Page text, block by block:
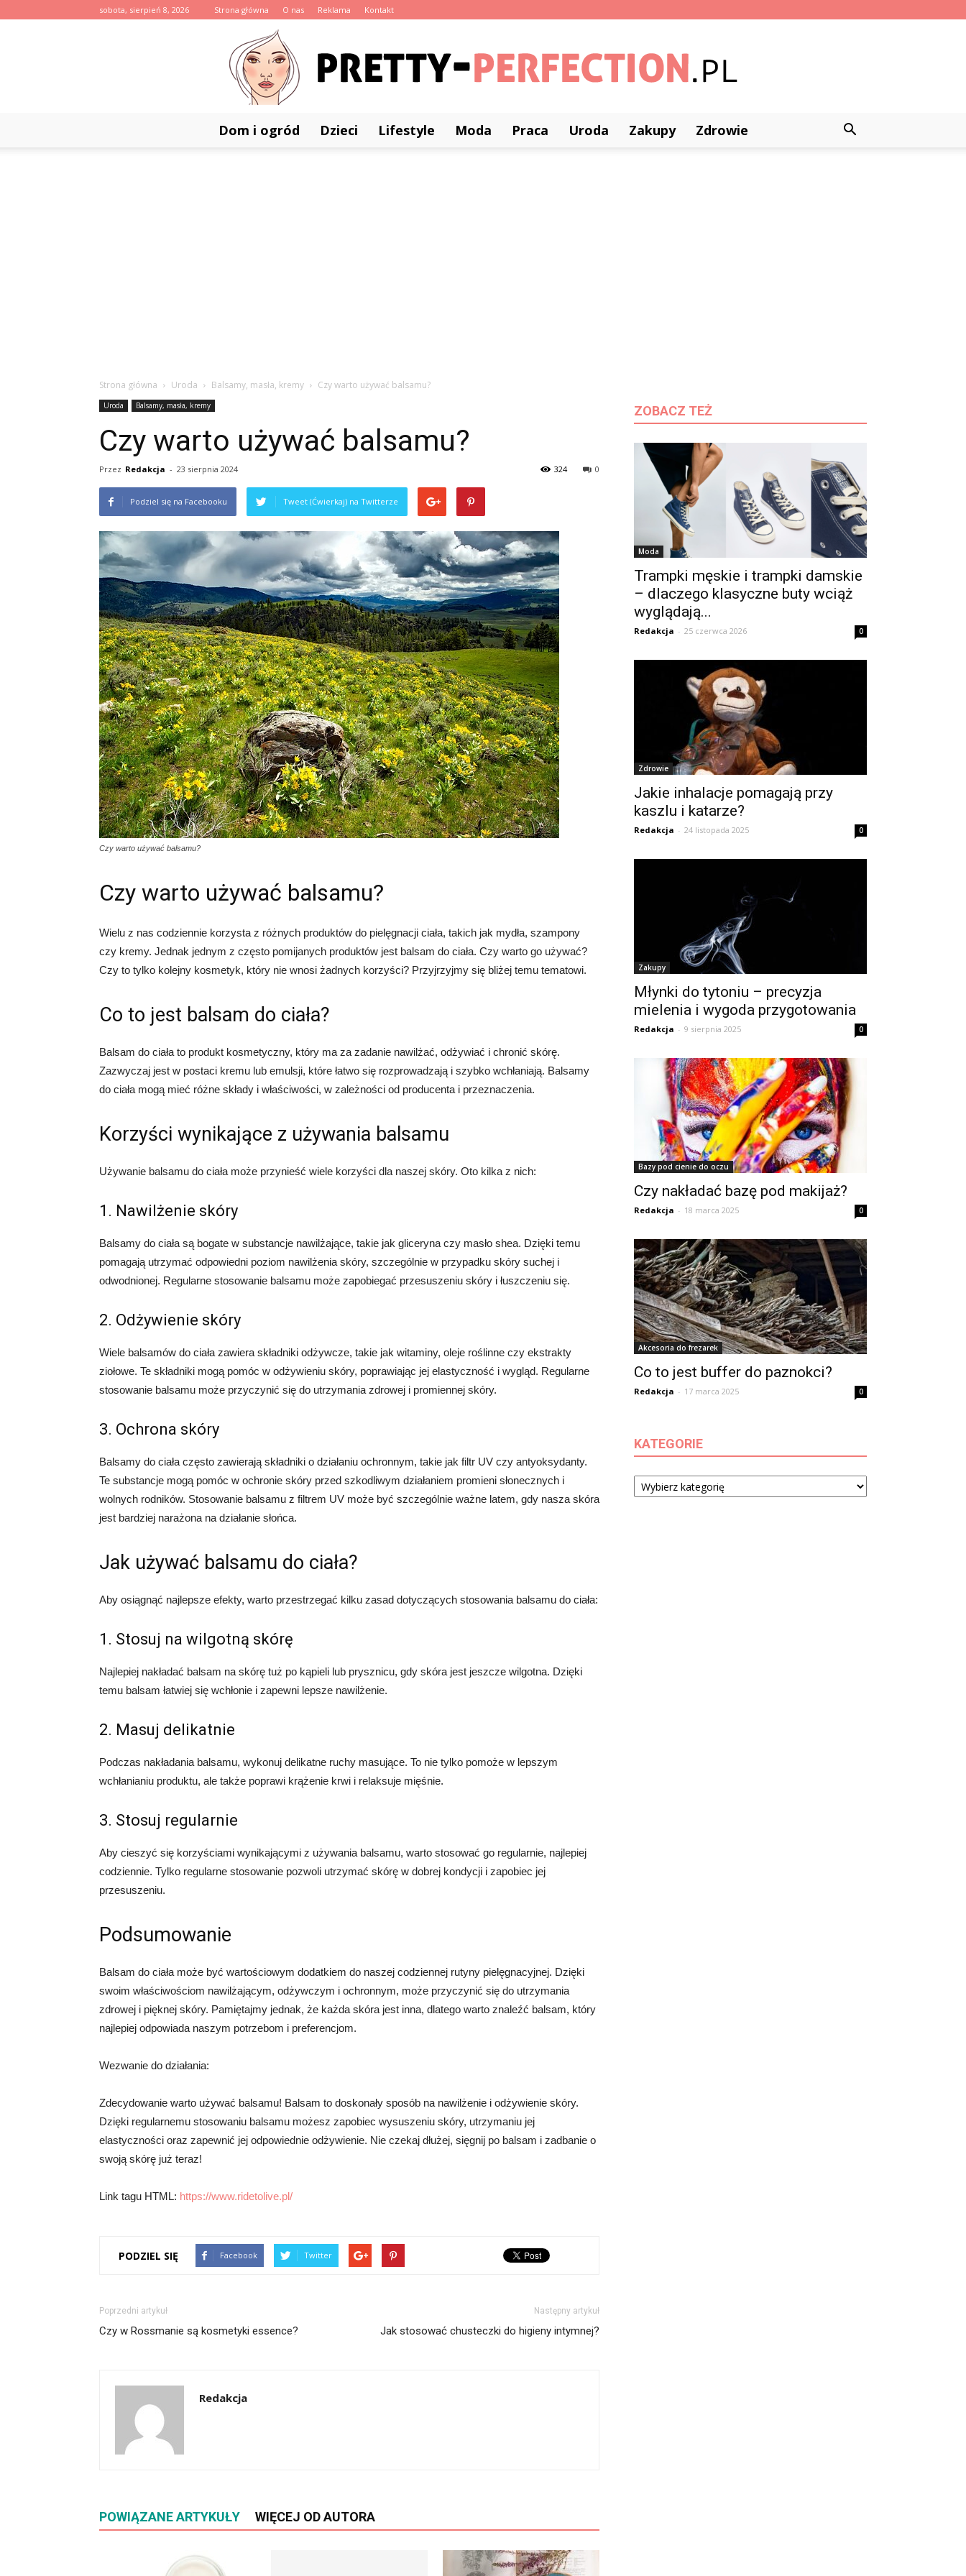
sobota, sierpień 8, 2026 Strona główna O nas Reklama Kontakt
Dom i ogród Dzieci Lifestyle Moda Praca Uroda Zakupy Zdrowie
Strona główna Uroda Balsamy, masła, kremy Czy warto używać balsamu?
Uroda Balsamy, masła, kremy
Czy warto używać balsamu?
Przez Redakcja - 23 sierpnia 2024 0
324
Podziel się na Facebooku Tweet (Ćwierkaj) na Twitterze
Czy warto używać balsamu?
Czy warto używać balsamu?
Wielu z nas codziennie korzysta z różnych produktów do pielęgnacji ciała, takich jak mydła, szampony
czy kremy. Jednak jednym z często pomijanych produktów jest balsam do ciała. Czy warto go używać?
Czy to tylko kolejny kosmetyk, który nie wnosi żadnych korzyści? Przyjrzyjmy się bliżej temu tematowi.
Co to jest balsam do ciała?
Balsam do ciała to produkt kosmetyczny, który ma za zadanie nawilżać, odżywiać i chronić skórę.
Zazwyczaj jest w postaci kremu lub emulsji, które łatwo się rozprowadzają i szybko wchłaniają. Balsamy
do ciała mogą mieć różne składy i właściwości, w zależności od producenta i przeznaczenia.
Korzyści wynikające z używania balsamu
Używanie balsamu do ciała może przynieść wiele korzyści dla naszej skóry. Oto kilka z nich:
1. Nawilżenie skóry
Balsamy do ciała są bogate w substancje nawilżające, takie jak gliceryna czy masło shea. Dzięki temu
pomagają utrzymać odpowiedni poziom nawilżenia skóry, szczególnie w przypadku skóry suchej i
odwodnionej. Regularne stosowanie balsamu może zapobiegać przesuszeniu skóry i łuszczeniu się.
2. Odżywienie skóry
Wiele balsamów do ciała zawiera składniki odżywcze, takie jak witaminy, oleje roślinne czy ekstrakty
ziołowe. Te składniki mogą pomóc w odżywieniu skóry, poprawiając jej elastyczność i wygląd. Regularne
stosowanie balsamu może przyczynić się do utrzymania zdrowej i promiennej skóry.
3. Ochrona skóry
Balsamy do ciała często zawierają składniki o działaniu ochronnym, takie jak filtr UV czy antyoksydanty.
Te substancje mogą pomóc w ochronie skóry przed szkodliwym działaniem promieni słonecznych i
wolnych rodników. Stosowanie balsamu z filtrem UV może być szczególnie ważne latem, gdy nasza skóra
jest bardziej narażona na działanie słońca.
Jak używać balsamu do ciała?
Aby osiągnąć najlepsze efekty, warto przestrzegać kilku zasad dotyczących stosowania balsamu do ciała:
1. Stosuj na wilgotną skórę
Najlepiej nakładać balsam na skórę tuż po kąpieli lub prysznicu, gdy skóra jest jeszcze wilgotna. Dzięki
temu balsam łatwiej się wchłonie i zapewni lepsze nawilżenie.
2. Masuj delikatnie
Podczas nakładania balsamu, wykonuj delikatne ruchy masujące. To nie tylko pomoże w lepszym
wchłanianiu produktu, ale także poprawi krążenie krwi i relaksuje mięśnie.
3. Stosuj regularnie
Aby cieszyć się korzyściami wynikającymi z używania balsamu, warto stosować go regularnie, najlepiej
codziennie. Tylko regularne stosowanie pozwoli utrzymać skórę w dobrej kondycji i zapobiec jej
przesuszeniu.
Podsumowanie
Balsam do ciała może być wartościowym dodatkiem do naszej codziennej rutyny pielęgnacyjnej. Dzięki
swoim właściwościom nawilżającym, odżywczym i ochronnym, może przyczynić się do utrzymania
zdrowej i pięknej skóry. Pamiętajmy jednak, że każda skóra jest inna, dlatego warto znaleźć balsam, który
najlepiej odpowiada naszym potrzebom i preferencjom.
Wezwanie do działania:
Zdecydowanie warto używać balsamu! Balsam to doskonały sposób na nawilżenie i odżywienie skóry.
Dzięki regularnemu stosowaniu balsamu możesz zapobiec wysuszeniu skóry, utrzymaniu jej
elastyczności oraz zapewnić jej odpowiednie odżywienie. Nie czekaj dłużej, sięgnij po balsam i zadbanie o
swoją skórę już teraz!
Link tagu HTML: https://www.ridetolive.pl/
PODZIEL SIĘ Facebook Twitter
Poprzedni artykuł
Czy w Rossmanie są kosmetyki essence?
Następny artykuł
Jak stosować chusteczki do higieny intymnej?
Redakcja
POWIĄZANE ARTYKUŁY WIĘCEJ OD AUTORA
ZOBACZ TEŻ
Moda
Trampki męskie i trampki damskie
– dlaczego klasyczne buty wciąż
wyglądają...
Redakcja - 25 czerwca 2026 0
Zdrowie
Jakie inhalacje pomagają przy
kaszlu i katarze?
Redakcja - 24 listopada 2025 0
Zakupy
Młynki do tytoniu – precyzja
mielenia i wygoda przygotowania
Redakcja - 9 sierpnia 2025 0
Bazy pod cienie do oczu
Czy nakładać bazę pod makijaż?
Redakcja - 18 marca 2025 0
Akcesoria do frezarek
Co to jest buffer do paznokci?
Redakcja - 17 marca 2025 0
KATEGORIE
Kategorie